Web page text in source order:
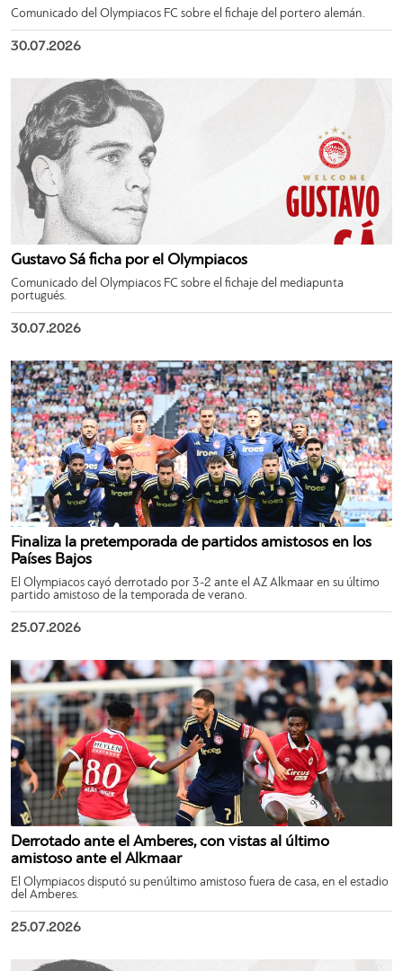
Comunicado del Olympiacos FC sobre el fichaje del portero alemán.
30.07.2026
Gustavo Sá ficha por el Olympiacos
Comunicado del Olympiacos FC sobre el fichaje del mediapunta
portugués.
30.07.2026
Finaliza la pretemporada de partidos amistosos en los
Países Bajos
El Olympiacos cayó derrotado por 3-2 ante el AZ Alkmaar en su último
partido amistoso de la temporada de verano.
25.07.2026
Derrotado ante el Amberes, con vistas al último
amistoso ante el Alkmaar
El Olympiacos disputó su penúltimo amistoso fuera de casa, en el estadio
del Amberes.
25.07.2026